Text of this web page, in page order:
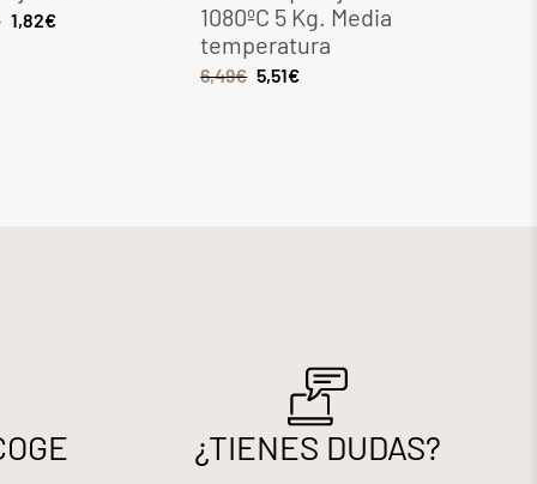
1,82€
1080ºC 5 Kg. Media
temperatura
6,49€ 5,51€
¿TIENES DUDAS?